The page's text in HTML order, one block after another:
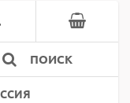
ПОИСК